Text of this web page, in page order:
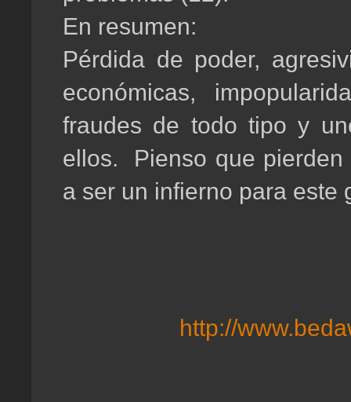
En resumen:
Pérdida de poder,
económicas,
fraudes de todo tipo y
ellos. Pienso que
a ser un infierno para este
http://